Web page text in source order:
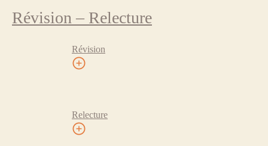
Révision – Relecture
Révision
Relecture